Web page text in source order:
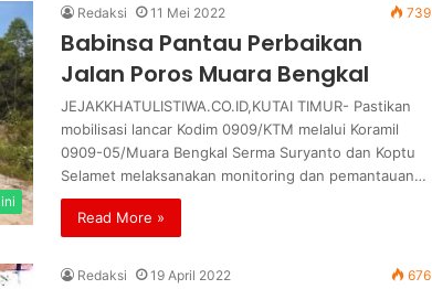
Redaksi 11 Mei 2022 739
Babinsa Pantau Perbaikan
Jalan Poros Muara Bengkal
JEJAKKHATULISTIWA.CO.ID,KUTAI TIMUR- Pastikan
mobilisasi lancar Kodim 0909/KTM melalui Koramil
0909-05/Muara Bengkal Serma Suryanto dan Koptu
Selamet melaksanakan monitoring dan pemantauan…
Read More »
Redaksi 19 April 2022 676